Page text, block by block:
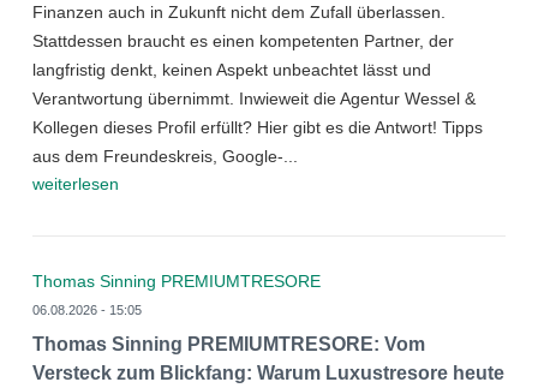
Finanzen auch in Zukunft nicht dem Zufall überlassen.
Stattdessen braucht es einen kompetenten Partner, der
langfristig denkt, keinen Aspekt unbeachtet lässt und
Verantwortung übernimmt. Inwieweit die Agentur Wessel &
Kollegen dieses Profil erfüllt? Hier gibt es die Antwort! Tipps
aus dem Freundeskreis, Google-...
weiterlesen
Thomas Sinning PREMIUMTRESORE
06.08.2026 - 15:05
Thomas Sinning PREMIUMTRESORE: Vom
Versteck zum Blickfang: Warum Luxustresore heute